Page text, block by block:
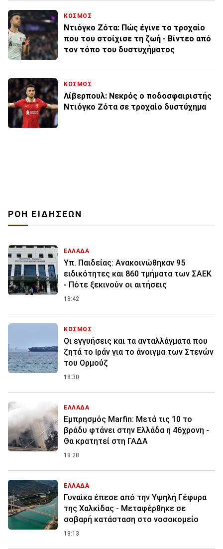
ΚΟΣΜΟΣ
Ντιόγκο Ζότα: Πώς έγινε το τροχαίο
που του στοίχισε τη ζωή - Βίντεο από
τον τόπο του δυστυχήματος
ΚΟΣΜΟΣ
Λίβερπουλ: Νεκρός ο ποδοσφαιριστής
Ντιόγκο Ζότα σε τροχαίο δυστύχημα
ΡΟΗ ΕΙΔΗΣΕΩΝ
ΕΛΛΑΔΑ
Υπ. Παιδείας: Ανακοινώθηκαν 95
ειδικότητες και 860 τμήματα των ΣΑΕΚ
- Πότε ξεκινούν οι αιτήσεις
18:42
ΚΟΣΜΟΣ
Οι εγγυήσεις και τα ανταλλάγματα που
ζητά το Ιράν για το άνοιγμα των Στενών
του Ορμούζ
18:30
ΕΛΛΑΔΑ
Εμπρησμός Marfin: Μετά τις 10 το
βράδυ φτάνει στην Ελλάδα η 46χρονη -
Θα κρατητεί στη ΓΑΔΑ
18:28
ΕΛΛΑΔΑ
Γυναίκα έπεσε από την Υψηλή Γέφυρα
της Χαλκίδας - Μεταφέρθηκε σε
σοβαρή κατάσταση στο νοσοκομείο
18:13